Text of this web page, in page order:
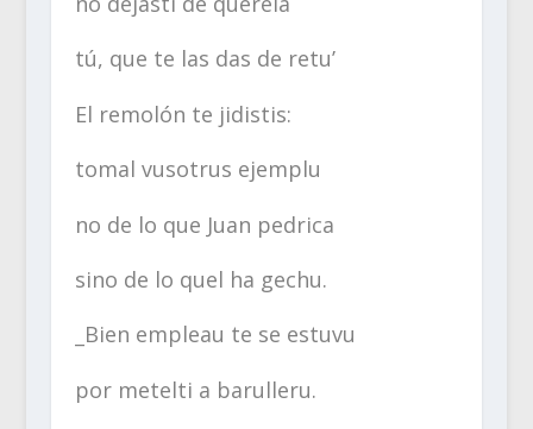
tú, que te las das de retu’
El remolón te jidistis:
tomal vusotrus ejemplu
no de lo que Juan pedrica
sino de lo quel ha gechu.
_Bien empleau te se estuvu
por metelti a barulleru.